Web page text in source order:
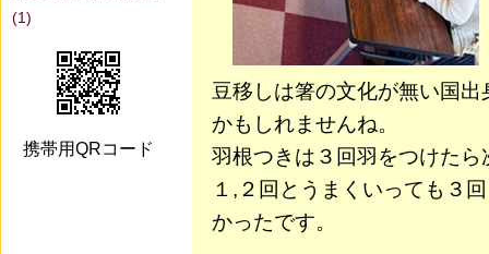
豆移しは箸の文化が無い国
かもしれませんね。
羽根つきは３回羽をつけたら
１,２回とうまくいっても３
かったです。
(1)
携帯用QRコード